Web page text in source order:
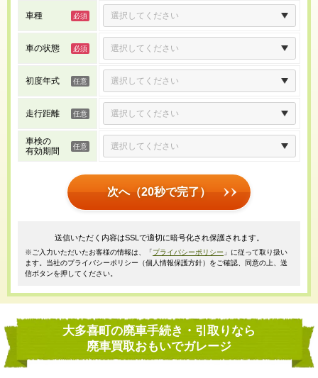
車種
車の状態
初度年式
走行距離
車検の
有効期間
次へ（20秒で完了）
送信いただく内容はSSLで適切に暗号化され保護されます。
※ご入力いただいたお客様の情報は、「プライバシーポリシー 」に従って取り扱い
ます。当社のプライバシーポリシー（個人情報保護方針）をご確認、同意の上、送
信ボタンを押してください。
大多喜町の廃車手続き・引取りなら
廃車買取おもいでガレージ